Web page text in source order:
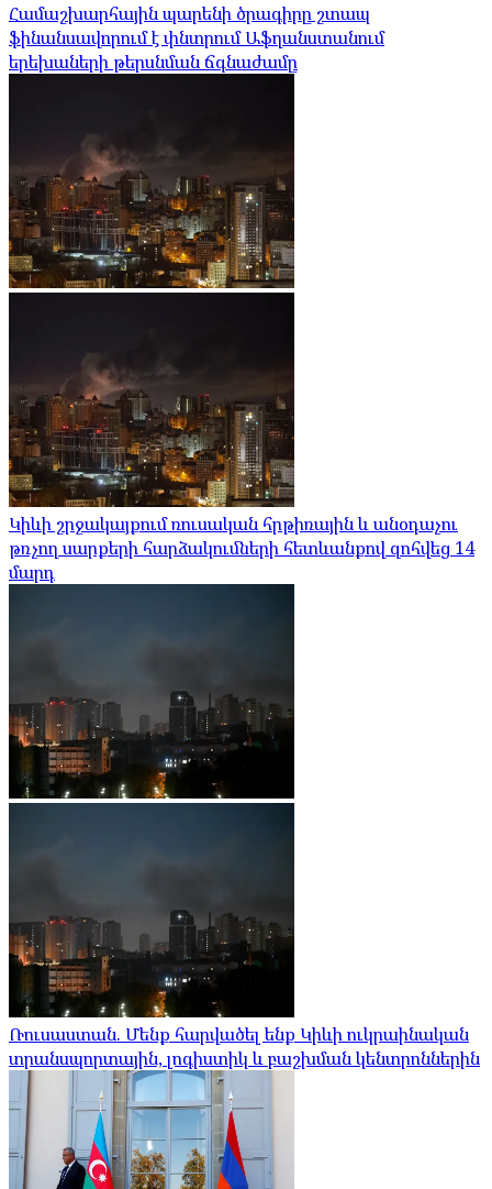
Համաշխարհային պարենի ծրագիրը շտապ
ֆինանսավորում է փնտրում Աֆղանստանում
երեխաների թերսնման ճգնաժամը
Կիևի շրջակայքում ռուսական հրթիռային և անօդաչու
թռչող սարքերի հարձակումների հետևանքով զոհվեց 14
մարդ
Ռուսաստան. Մենք հարվածել ենք Կիևի ուկրաինական
տրանսպորտային, լոգիստիկ և բաշխման կենտրոններին